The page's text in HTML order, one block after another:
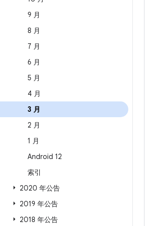
9 月
8 月
7 月
6 月
5 月
4 月
3 月
2 月
1 月
Android 12
索引
2020 年公告
2019 年公告
2018 年公告